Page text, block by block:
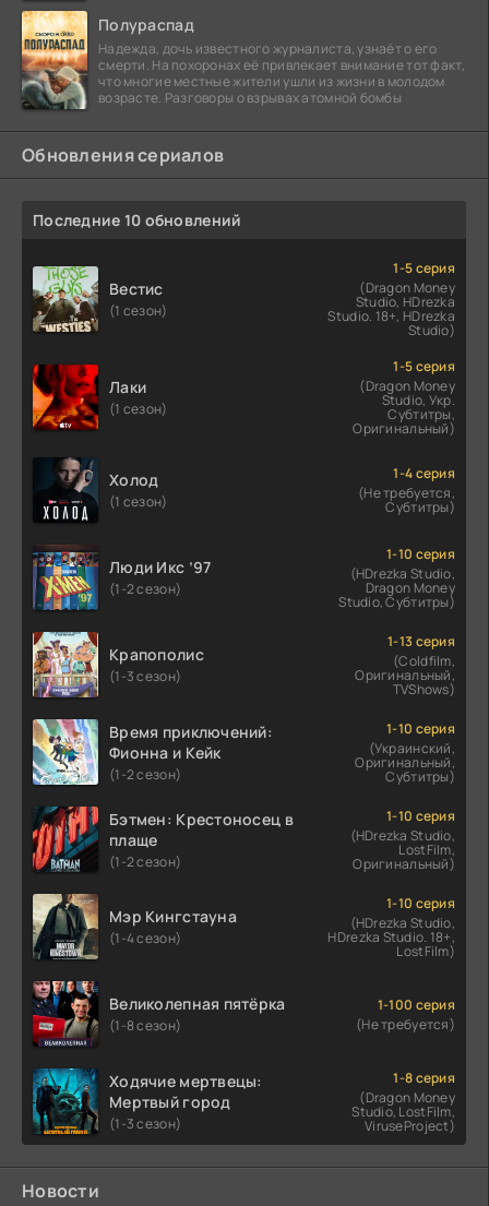
Полураспад
Надежда, дочь известного журналиста, узнаёт о его
смерти. На похоронах её привлекает внимание тот факт,
что многие местные жители ушли из жизни в молодом
возрасте. Разговоры о взрывах атомной бомбы
Обновления сериалов
Последние 10 обновлений
Вестис
(1 сезон)
1-5 серия
(Dragon Money
Studio, HDrezka
Studio. 18+, HDrezka
Studio)
Лаки
(1 сезон)
1-5 серия
(Dragon Money
Studio, Укр.
Субтитры,
Оригинальный)
Холод
(1 сезон)
1-4 серия
(Не требуется,
Субтитры)
Люди Икс ’97
(1-2 сезон)
1-10 серия
(HDrezka Studio,
Dragon Money
Studio, Субтитры)
Крапополис
(1-3 сезон)
1-13 серия
(Coldfilm,
Оригинальный,
TVShows)
Время приключений:
Фионна и Кейк
(1-2 сезон)
1-10 серия
(Украинский,
Оригинальный,
Субтитры)
Бэтмен: Крестоносец в
плаще
(1-2 сезон)
1-10 серия
(HDrezka Studio,
LostFilm,
Оригинальный)
Мэр Кингстауна
(1-4 сезон)
1-10 серия
(HDrezka Studio,
HDrezka Studio. 18+,
LostFilm)
Великолепная пятёрка
(1-8 сезон)
1-100 серия
(Не требуется)
Ходячие мертвецы:
Мертвый город
(1-3 сезон)
1-8 серия
(Dragon Money
Studio, LostFilm,
ViruseProject)
Новости